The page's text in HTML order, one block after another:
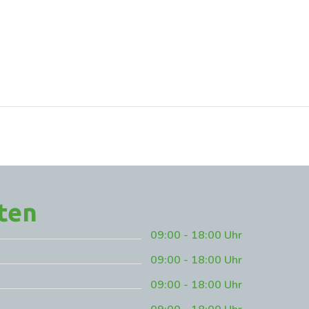
09:00 - 18:00 Uhr
09:00 - 18:00 Uhr
09:00 - 18:00 Uhr